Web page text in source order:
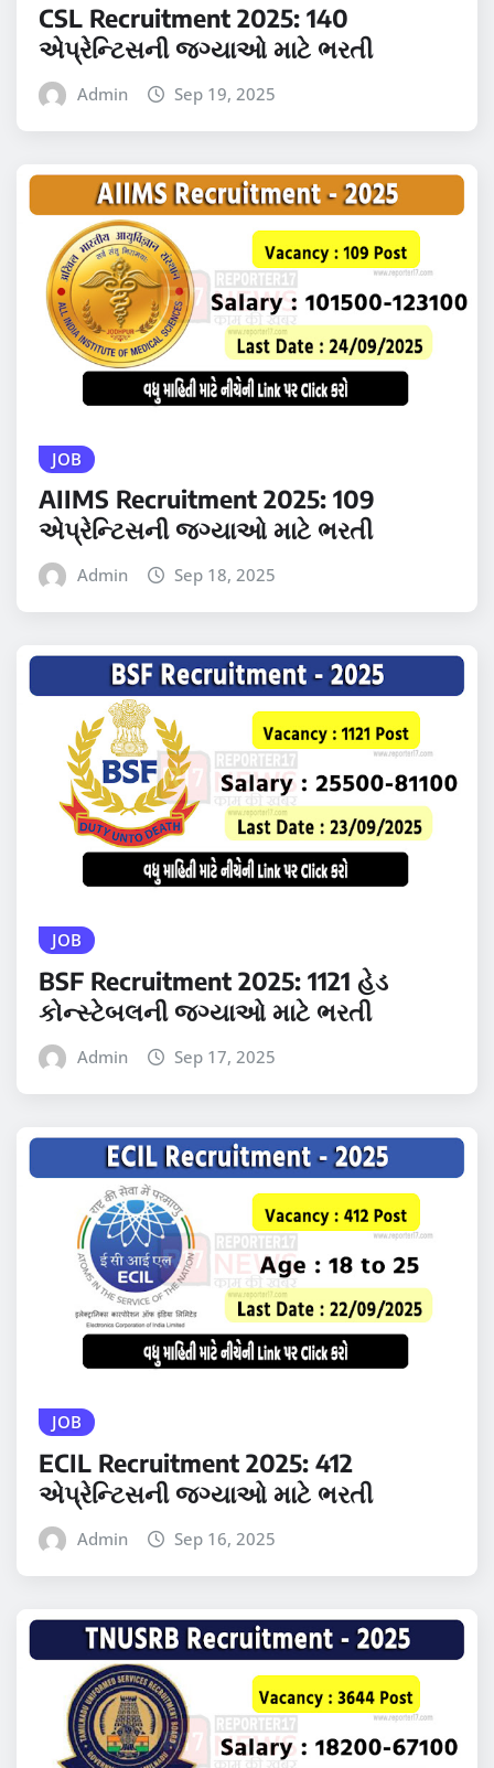
CSL Recruitment 2025: 140
એપ્રેન્ટિસની જગ્યાઓ માટે ભરતી
Admin Sep 19, 2025
JOB
AIIMS Recruitment 2025: 109
એપ્રેન્ટિસની જગ્યાઓ માટે ભરતી
Admin Sep 18, 2025
JOB
BSF Recruitment 2025: 1121 હેડ
કોન્સ્ટેબલની જગ્યાઓ માટે ભરતી
Admin Sep 17, 2025
JOB
ECIL Recruitment 2025: 412
એપ્રેન્ટિસની જગ્યાઓ માટે ભરતી
Admin Sep 16, 2025